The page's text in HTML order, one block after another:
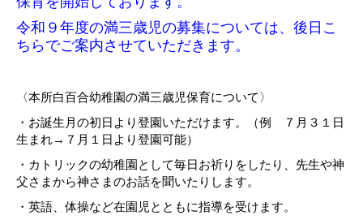
令和９年度の満三歳児の募集については、後日こ
ちらでご案内させていただきます。
〈本所白百合幼稚園の満三歳児保育について〉
・ お誕生月の初日より登園いただけます。（例 ７月３１日
生まれ→７月１日より登園可能）
・カトリックの幼稚園として毎日お祈りをしたり、先生や神
父さまから神さまのお話を聞いたり します。
・英語、体操など在園児とともに指導を受けます。